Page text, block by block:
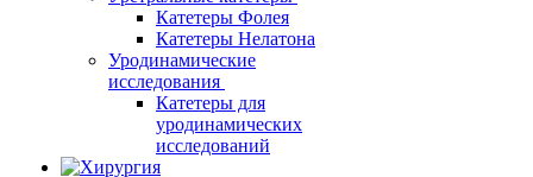
Катетеры Фолея
Катетеры Нелатона
Уродинамические
исследования
Катетеры для
уродинамических
исследований